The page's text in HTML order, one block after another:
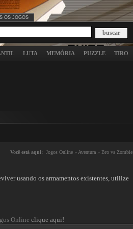
OS JOGOS
LUTA MEMÓRIA PUZZLE TIRO
Você está aqui: Jogos Online » Aventura » Bro vs Zombie
usando os armamentos existentes, utilize
Online clique aqui!